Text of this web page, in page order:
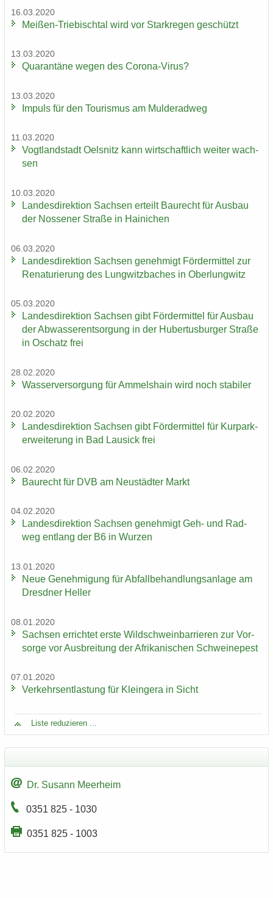
16.03.2020
Meißen-​Triebischtal wird vor Stark­re­gen ge­schützt
13.03.2020
Qua­ran­tä­ne wegen des Corona-​Virus?
13.03.2020
Im­puls für den Tou­ris­mus am Mul­derad­weg
11.03.2020
Vogt­land­stadt Oels­nitz kann wirt­schaft­lich wei­ter wach­
sen
10.03.2020
Lan­des­di­rek­ti­on Sach­sen er­teilt Bau­recht für Aus­bau
der Nos­se­ner Stra­ße in Hai­ni­chen
06.03.2020
Lan­des­di­rek­ti­on Sach­sen ge­neh­migt För­der­mit­tel zur
Re­na­tu­rie­rung des Lung­witz­ba­ches in Ober­lung­witz
05.03.2020
Lan­des­di­rek­ti­on Sach­sen gibt För­der­mit­tel für Aus­bau
der Ab­was­ser­ent­sor­gung in der Hu­ber­tus­bur­ger Stra­ße
in Oschatz frei
28.02.2020
Was­ser­ver­sor­gung für Am­mels­hain wird noch sta­bi­ler
20.02.2020
Lan­des­di­rek­ti­on Sach­sen gibt För­der­mit­tel für Kur­park­
erwei­te­rung in Bad Lau­sick frei
06.02.2020
Bau­recht für DVB am Neu­städ­ter Markt
04.02.2020
Lan­des­di­rek­ti­on Sach­sen ge­neh­migt Geh- und Rad­
weg ent­lang der B6 in Wur­zen
13.01.2020
Neue Ge­neh­mi­gung für Ab­fall­be­hand­lungs­an­la­ge am
Dresd­ner Hel­ler
08.01.2020
Sach­sen er­rich­tet erste Wild­schwein­bar­rie­ren zur Vor­
sor­ge vor Aus­brei­tung der Afri­ka­ni­schen Schwei­ne­pest
07.01.2020
Ver­kehrs­ent­las­tung für Klein­ge­ra in Sicht
Liste re­du­zie­ren ...
Dr. Su­sann Meer­heim
0351 825 - 1030
0351 825 - 1003